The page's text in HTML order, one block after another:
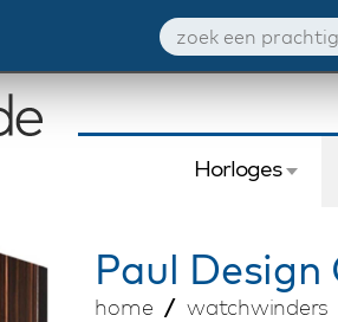
Horloges
Paul Design
home watchwinders